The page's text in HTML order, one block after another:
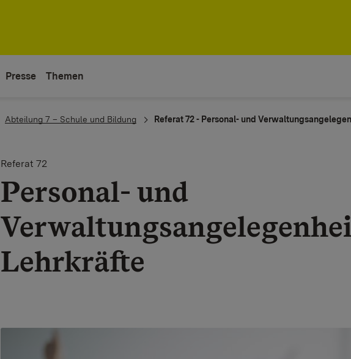
Presse Themen
Abteilung 7 – Schule und Bildung Referat 72 - Personal- und
Referat 72
Personal- und
Lehrkräfte